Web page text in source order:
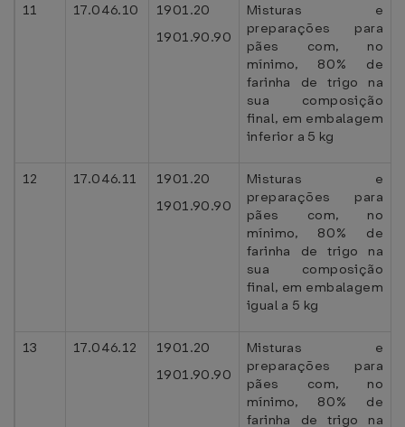
11 17.046.10
1901.20
1901.90.90
Misturas e
preparações para
pães com, no
mínimo, 80% de
farinha de trigo na
sua composição
final, em embalagem
inferior a 5 kg
12 17.046.11
1901.20
1901.90.90
Misturas e
preparações para
pães com, no
mínimo, 80% de
farinha de trigo na
sua composição
final, em embalagem
igual a 5 kg
13 17.046.12
1901.20
1901.90.90
Misturas e
preparações para
pães com, no
mínimo, 80% de
farinha de trigo na